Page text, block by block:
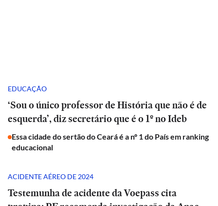
EDUCAÇÃO
‘Sou o único professor de História que não é de
esquerda’, diz secretário que é o 1º no Ideb
Essa cidade do sertão do Ceará é a nº 1 do País em ranking
educacional
ACIDENTE AÉREO DE 2024
Testemunha de acidente da Voepass cita